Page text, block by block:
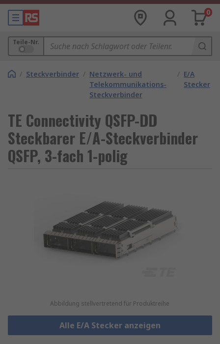
0
Teile-Nr.
/ Steckverbinder / Netzwerk- und
Telekommunikations-
Steckverbinder
/ E/A
Stecker
TE Connectivity QSFP-DD
Steckbarer E/A-Steckverbinder
QSFP, 3-fach 1-polig
Abbildung stellvertretend für Produktreihe
Alle E/A Stecker anzeigen